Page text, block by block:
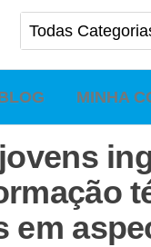
MINHA
em